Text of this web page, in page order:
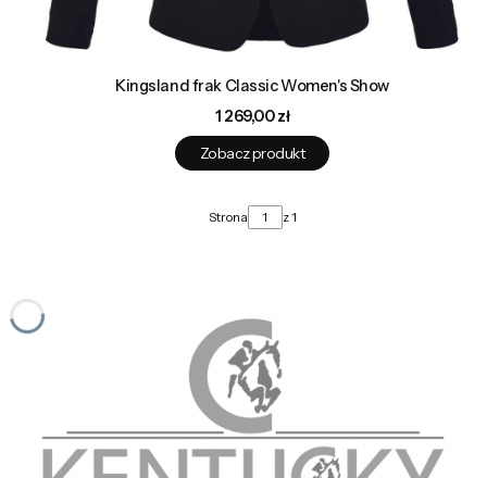
Kingsland frak Classic Women's Show
Cena
1 269,00 zł
Zobacz produkt
Strona z 1